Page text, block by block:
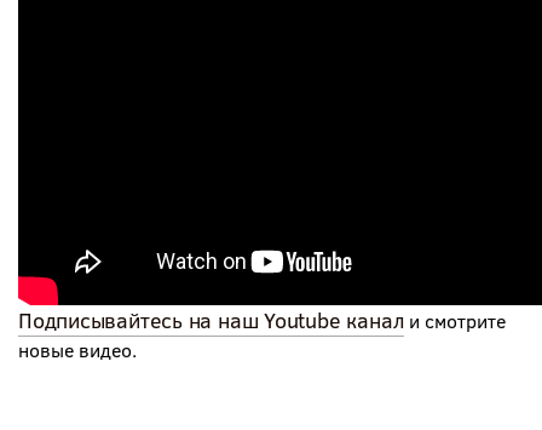
Подписывайтесь на наш Youtube канал и смотрите
новые видео.